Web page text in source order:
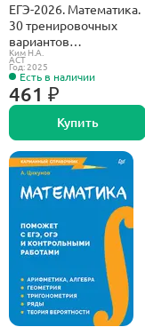
ЕГЭ-2026. Математика.
30 тренировочных
вариантов
экзаменационных
работ для подготовки к
ЕГЭ. Базовый уровень.
Ким Н.А.
АСТ
Год: 2025
Есть в наличии
461 ₽
Купить